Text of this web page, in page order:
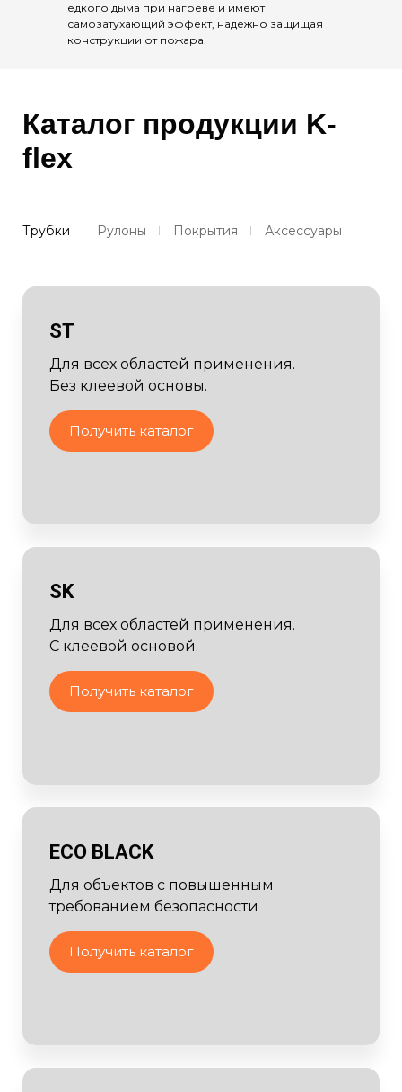
едкого дыма при нагреве и имеют
самозатухающий эффект, надежно защищая
конструкции от пожара.
Каталог продукции K-
flex
Трубки Рулоны Покрытия Аксессуары
ST
Для всех областей применения.
Без клеевой основы.
Получить каталог
SK
Для всех областей применения.
С клеевой основой.
Получить каталог
ECO BLACK
Для объектов с повышенным
требованием безопасности
Получить каталог